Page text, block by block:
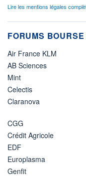
Lire les mentions légales
FORUMS
Air France KLM
AB Sciences
Mint
Celectis
Claranova
CGG
Crédit Agricole
EDF
Europlasma
Genfit